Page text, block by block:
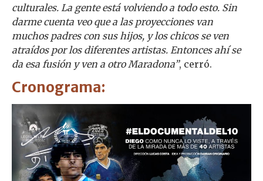
culturales. La gente está volviendo a todo esto. Sin
darme cuenta veo que a las proyecciones van
muchos padres con sus hijos, y los chicos se ven
atraídos por los diferentes artistas. Entonces ahí se
da esa fusión y ven a otro Maradona”, cerró.
Cronograma: